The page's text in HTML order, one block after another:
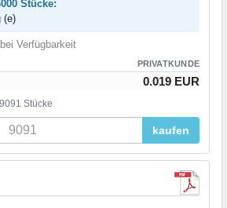
Stücke:
(e)
Verfügbarkeit
PRIVATKUNDE
0.019 EUR
Stücke
kaufen